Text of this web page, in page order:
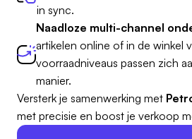
in sync.
Naadloze multi-channel
artikelen online of in de winkel
voorraadniveaus passen zich
manier.
Versterk je samenwerking met
met precisie en boost je verkoop